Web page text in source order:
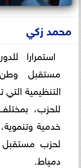
محمد زكي
استمرارا
مستقبل
التنظيمية التي
للحزب،
خدمية
لحزب مستقبل
دمياط.